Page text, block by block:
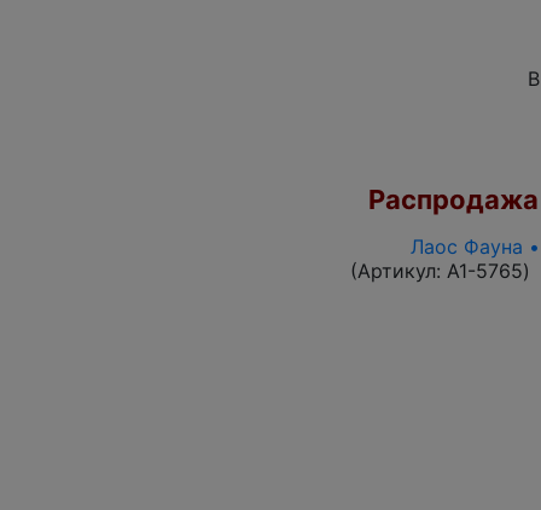
Распродажа
Лаос Фауна
(Артикул: A1-5765)